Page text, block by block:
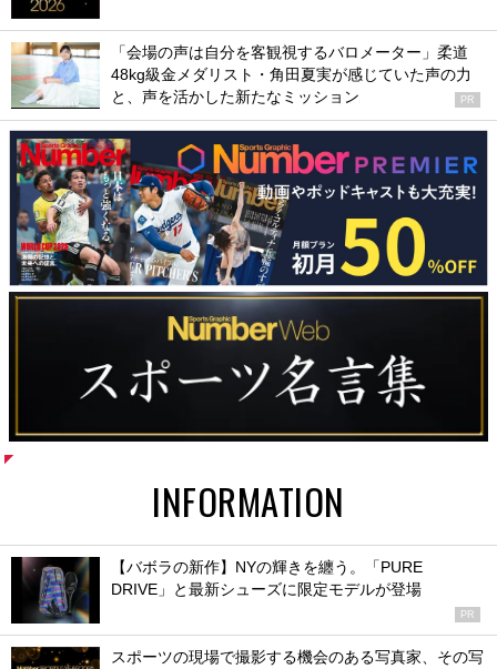
「会場の声は自分を客観視するバロメーター」柔道
48kg級金メダリスト・角田夏実が感じていた声の力
と、声を活かした新たなミッション
PR
INFORMATION
【バボラの新作】NYの輝きを纏う。「PURE
DRIVE」と最新シューズに限定モデルが登場
PR
スポーツの現場で撮影する機会のある写真家、その写